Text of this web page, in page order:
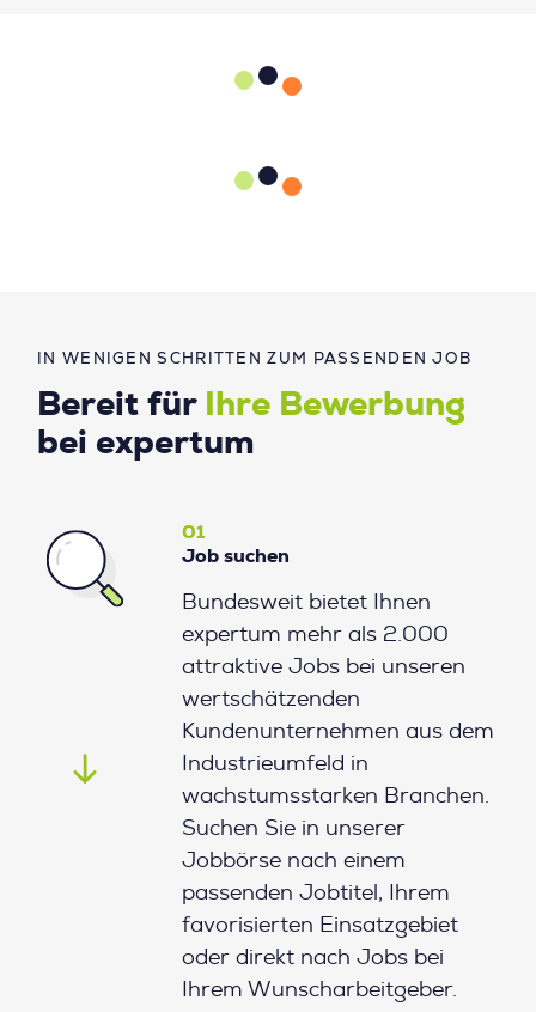
IN WENIGEN SCHRITTEN ZUM PASSENDEN JOB
Bereit für
Ihre Bewerbung
bei expertum
01
Job suchen
Bundesweit bietet Ihnen
expertum mehr als 2.000
attraktive Jobs bei unseren
wertschätzenden
Kundenunternehmen aus dem
Industrieumfeld in
wachstumsstarken Branchen.
Suchen Sie in unserer
Jobbörse nach einem
passenden Jobtitel, Ihrem
favorisierten Einsatzgebiet
oder direkt nach Jobs bei
Ihrem Wunscharbeitgeber.